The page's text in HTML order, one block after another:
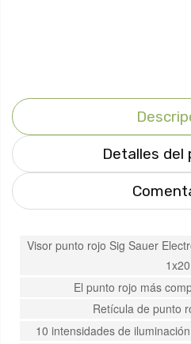
Detalles del
Visor punto rojo Sig Sauer
1x20
El punto rojo más
Retícula de punto
10 intensidades de